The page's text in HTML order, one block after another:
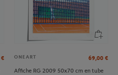
€
ONEART 69,00 €
Affiche RG 2009 50x70 cm en tube